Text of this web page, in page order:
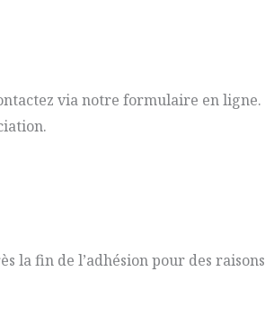
via notre formulaire en ligne.
la fin de l’adhésion pour des raisons